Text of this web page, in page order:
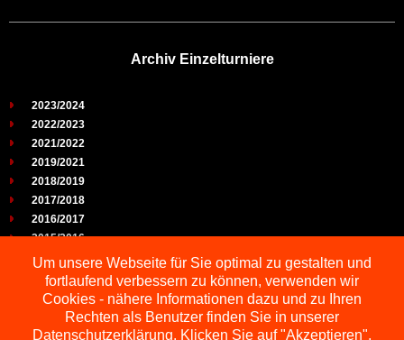
Archiv Einzelturniere
2023/2024
2022/2023
2021/2022
2019/2021
2018/2019
2017/2018
2016/2017
2015/2016
2014/2015
2013/2014
2012/2013
2011/2012
2010/2011
Um unsere Webseite für Sie optimal zu gestalten und
fortlaufend verbessern zu können, verwenden wir
Cookies - nähere Informationen dazu und zu Ihren
Rechten als Benutzer finden Sie in unserer
Datenschutzerklärung. Klicken Sie auf "Akzeptieren",